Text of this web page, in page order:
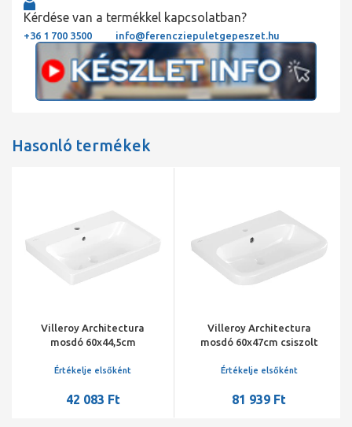
Kérdése van a termékkel kapcsolatban?
+36 1 700 3500 info@ferencziepuletgepeszet.hu
Hasonló termékek
Villeroy Architectura
mosdó 60x44,5cm
csaplyukfurattal,középső
kiütve,túlfolyóval,fehér
Értékelje elsőként
42 083 Ft
Villeroy Architectura
mosdó 60x47cm csiszolt
csaplyukfurattal, középső
Értékelje elsőként
81 939 Ft